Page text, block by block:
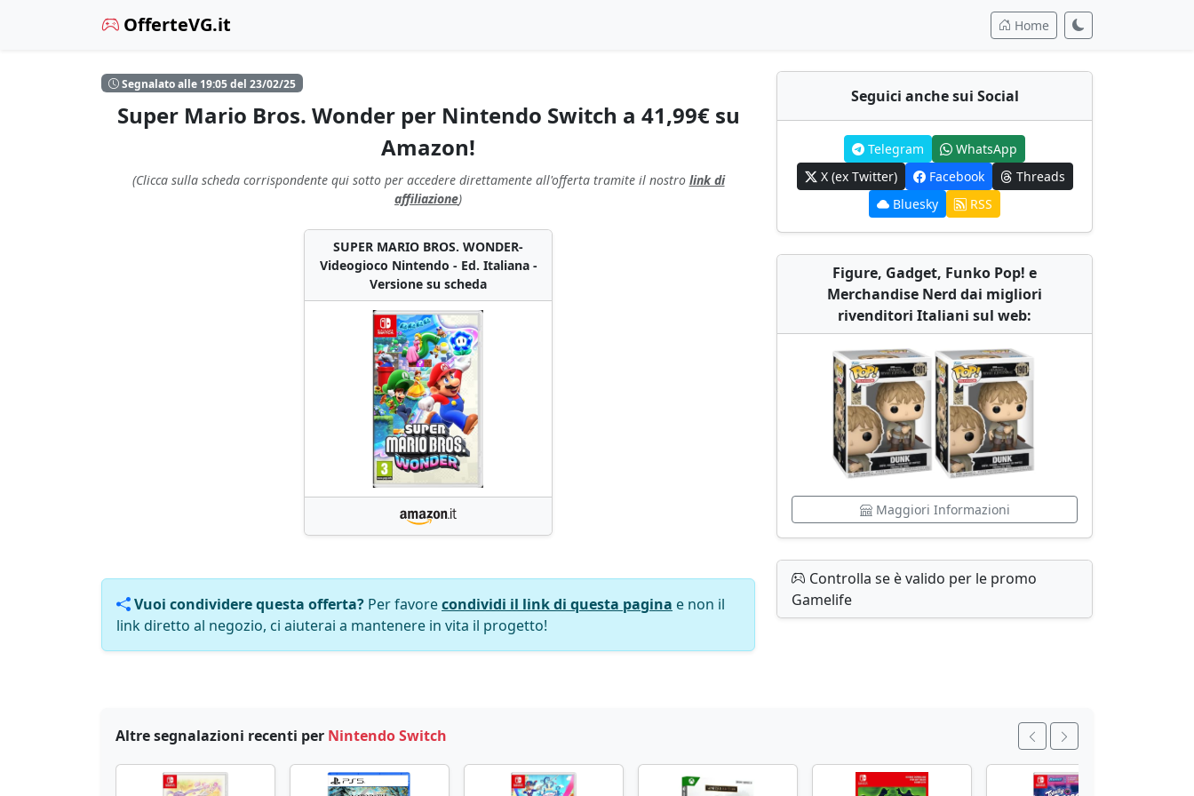
OfferteVG.it Home
Segnalato alle 19:05 del 23/02/25
Super Mario Bros. Wonder per Nintendo Switch a 41,99€ su
Amazon!
(Clicca sulla scheda corrispondente qui sotto per accedere direttamente all'offerta tramite il nostro link di
affiliazione)
SUPER MARIO BROS. WONDER-
Videogioco Nintendo - Ed. Italiana -
Versione su scheda
Vuoi condividere questa offerta? Per favorecondividi il link di questa pagina e non il
link diretto al negozio, ci aiuterai a mantenere in vita il progetto!
Seguici anche sui Social
Telegram
WhatsApp
X (ex Twitter)
Facebook
Threads
Bluesky
RSS
Figure, Gadget, Funko Pop! e
Merchandise Nerd dai migliori
rivenditori Italiani sul web:
Maggiori Informazioni
Controlla se è valido per le promo
Gamelife
Altre segnalazioni recenti per Nintendo Switch